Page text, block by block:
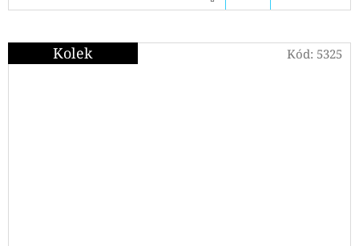
KOŠÍKU
Kolek Kód: 5325